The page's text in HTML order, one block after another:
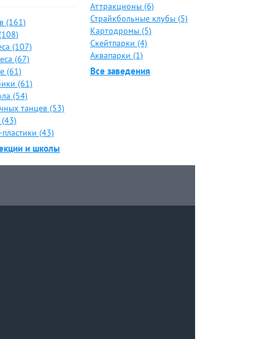
(161)
(107)
(67)
(61)
(61)
(54)
танцев (53)
(43)
(43)
и школы
Аттракционы (6)
Страйкбольные клубы (5)
Картодромы (5)
Скейтпарки (4)
Аквапарки (1)
Все заведения